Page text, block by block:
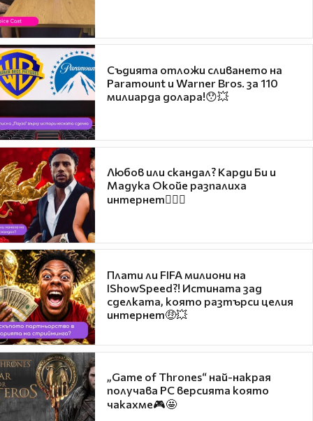
Съдията отложи сливането на
Paramount и Warner Bros. за 110
милиарда долара!😯💥
Любов или скандал? Карди Би и
Мадука Окойе разпалиха
интернет❤️‍🔥🔥
Плати ли FIFA милиони на
IShowSpeed?! Истината зад
сделката, която разтърси целия
интернет🤑💥
„Game of Thrones“ най-накрая
получава PC версията която
чакахме🎮🤩